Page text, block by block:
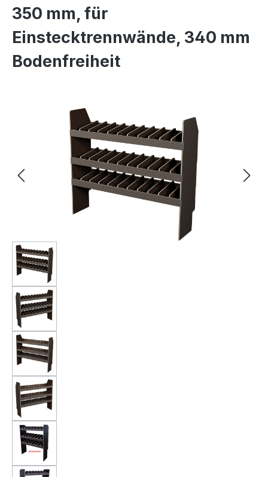
350 mm, für
Einstecktrennwände, 340 mm
Bodenfreiheit
Bildergalerie überspringen